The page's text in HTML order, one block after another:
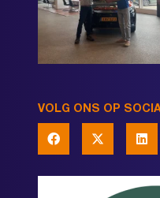
VOLG ONS OP